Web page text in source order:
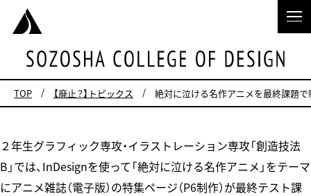
TOP 【廃止？】トピックス 絶対に泣ける名作アニメを最終課題
２年生グラフィック専攻・イラストレーション専攻「創造技法
B」では、InDesignを使って「絶対に泣ける名作アニメ」をテーマ
にアニメ雑誌（電子版）の特集ページ（P6制作）が最終テスト課